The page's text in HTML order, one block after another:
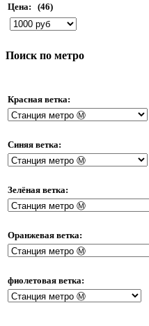
Цена: (46)
Поиск по метро
Красная ветка:
Синяя ветка:
Зелёная ветка:
Оранжевая ветка:
фиолетовая ветка: